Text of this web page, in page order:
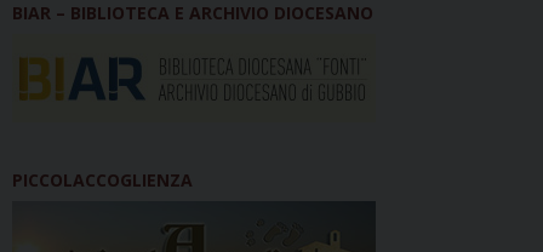
BIAR – BIBLIOTECA E ARCHIVIO DIOCESANO
PICCOLACCOGLIENZA